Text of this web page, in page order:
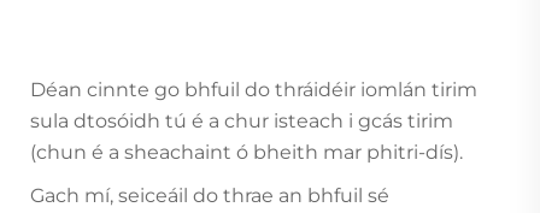
Déan cinnte go bhfuil do thráidéir iomlán tirim
sula dtosóidh tú é a chur isteach i gcás tirim
(chun é a sheachaint ó bheith mar phitri-dís).
Gach mí, seiceáil do thrae an bhfuil sé